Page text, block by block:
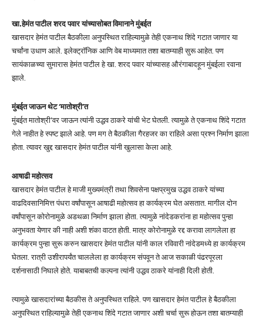
खा.हेमंत पाटील शरद पवार यांच्यासोबत विमानाने मुंबईत
खासदार हेमंत पाटील बैठकीला अनुपस्थित राहिल्यामुळे तेही एकनाथ शिंदे गटात जाणार या
चर्चांना उधाण आले. इलेक्ट्रॉनिक आणि वेब माध्यमात तशा बातम्याही सुरू आहेत. पण
सायंकाळच्या सुमारास हेमंत पाटील हे खा. शरद पवार यांच्यासह औरंगाबादहून मुंबईला रवाना
झाले.
मुंबईत जाऊन थेट ‘मातोश्री’त
मुंबईत मातोश्री’वर जाऊन त्यांनी उद्धव ठाकरे यांची भेट घेतली. त्यामुळे ते एकनाथ शिंदे गटात
गेले नाहीत हे स्पष्ट झाले आहे. पण मग ते बैठकीला गैरहजर का राहिले असा प्रश्न निर्माण झाला
होता. त्यावर खुद्द खासदार हेमंत पाटील यांनी खुलासा केला आहे.
आषाढी महोत्सव
खासदार हेमंत पाटील हे माजी मुख्यमंत्री तथा शिवसेना पक्षप्रमुख उद्धव ठाकरे यांच्या
वाढदिवसानिमित्त पंधरा वर्षांपासून आषाढी महोत्सव हा कार्यक्रम घेत असतात. मागील दोन
वर्षांपासून कोरोनामुळे अडथळा निर्माण झाला होता. त्यामुळे नांदेडकरांना हा महोत्सव पुन्हा
अनुभवता येणार की नाही अशी शंका वाटत होती. मात्र कोरोनामुळे रद्द करावा लागलेला हा
कार्यक्रम पुन्हा सुरू करुन खासदार हेमंत पाटील यांनी काल रविवारी नांदेडमध्ये हा कार्यक्रम
घेतला. रात्री उशीरापर्यंत चाललेला हा कार्यक्रम संपवून ते आज सकाळी पंढरपूरला
दर्शनासाठी निघाले होते. याबाबतची कल्पना त्यांनी उद्धव ठाकरे यांनाही दिली होती.
त्यामुळे खासदारांच्या बैठकीस ते अनुपस्थित राहिले. पण खासदार हेमंत पाटील हे बैठकीला
अनुपस्थित राहिल्यामुळे तेही एकनाथ शिंदे गटात जाणार अशी चर्चा सुरू होऊन तशा बातम्याही